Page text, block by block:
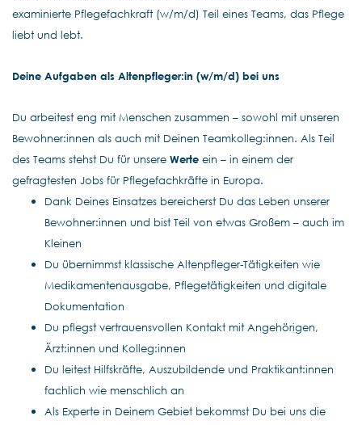
examinierte Pflegefachkraft (w/m/d) Teil eines Teams, das Pflege
liebt und lebt.
Deine Aufgaben als Altenpfleger:in (w/m/d) bei uns
Du arbeitest eng mit Menschen zusammen – sowohl mit unseren
Bewohner:innen als auch mit Deinen Teamkolleg:innen. Als Teil
des Teams stehst Du für unsere Werte ein – in einem der
gefragtesten Jobs für Pflegefachkräfte in Europa.
Dank Deines Einsatzes bereicherst Du das Leben unserer
Bewohner:innen und bist Teil von etwas Großem – auch im
Kleinen
Du übernimmst klassische Altenpfleger-Tätigkeiten wie
Medikamentenausgabe, Pflegetätigkeiten und digitale
Dokumentation
Du pflegst vertrauensvollen Kontakt mit Angehörigen,
Ärzt:innen und Kolleg:innen
Du leitest Hilfskräfte, Auszubildende und Praktikant:innen
fachlich wie menschlich an
Als Experte in Deinem Gebiet bekommst Du bei uns die